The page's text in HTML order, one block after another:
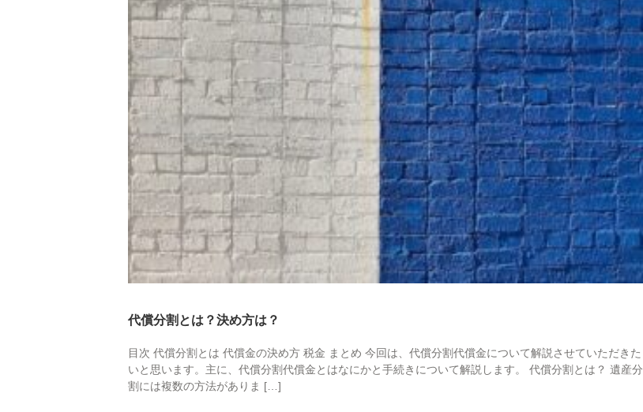
代償分割とは？決め方は？
目次 代償分割とは 代償金の決め方 税金 まとめ 今回は、代償分割代償金について解説させていただきた
いと思います。主に、代償分割代償金とはなにかと手続きについて解説します。 代償分割とは？ 遺産分
割には複数の方法がありま […]